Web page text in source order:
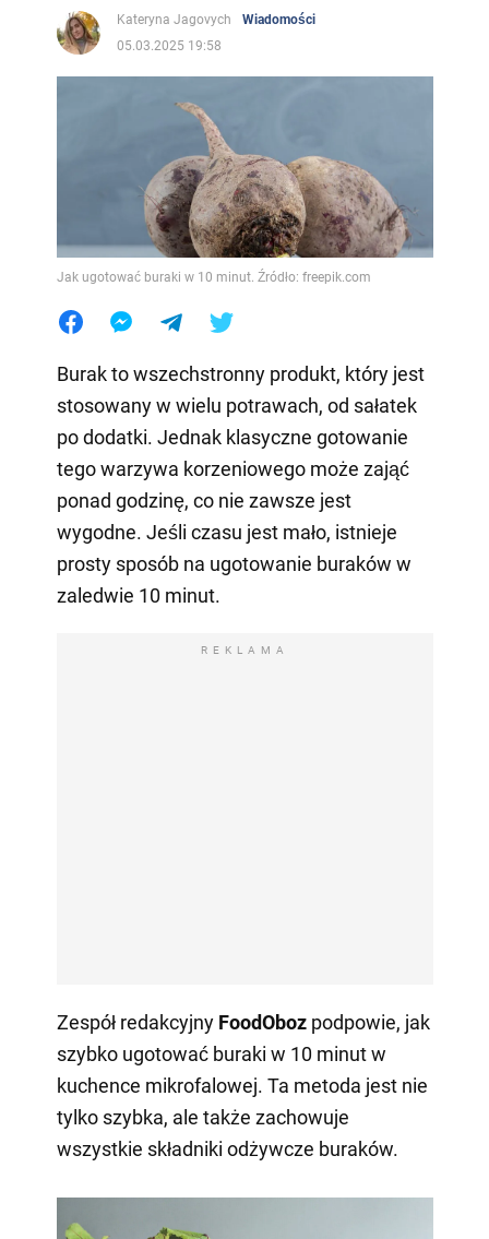
Kateryna Jagovych
Wiadomości
05.03.2025 19:58
Jak ugotować buraki w 10 minut. Źródło: freepik.com
Burak to wszechstronny produkt, który jest
stosowany w wielu potrawach, od sałatek
po dodatki. Jednak klasyczne gotowanie
tego warzywa korzeniowego może zająć
ponad godzinę, co nie zawsze jest
wygodne. Jeśli czasu jest mało, istnieje
prosty sposób na ugotowanie buraków w
zaledwie 10 minut.
REKLAMA
Zespół redakcyjny FoodOboz podpowie, jak
szybko ugotować buraki w 10 minut w
kuchence mikrofalowej. Ta metoda jest nie
tylko szybka, ale także zachowuje
wszystkie składniki odżywcze buraków.